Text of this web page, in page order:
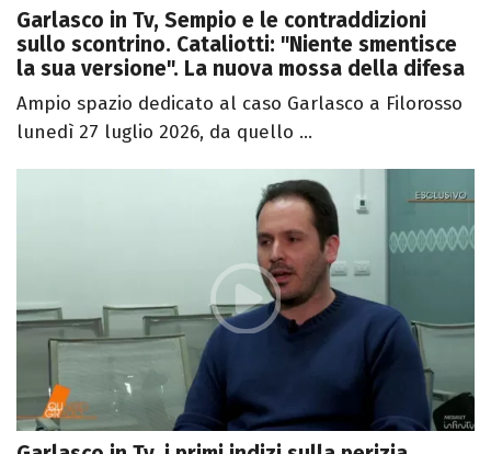
Garlasco in Tv, Sempio e le contraddizioni
sullo scontrino. Cataliotti: "Niente smentisce
la sua versione". La nuova mossa della difesa
Ampio spazio dedicato al caso Garlasco a Filorosso
lunedì 27 luglio 2026, da quello ...